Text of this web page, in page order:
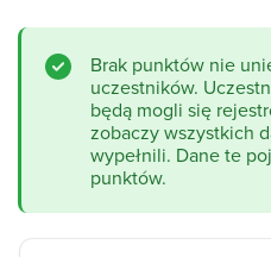
Brak punktów nie
uczestników.
będą mogli się
zobaczy wszystkich
wypełnili. Dane te
punktów.